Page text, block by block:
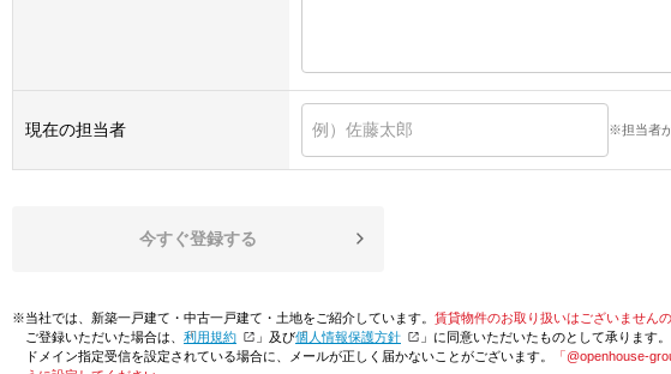
現在の担当者 ※担当者
今すぐ登録する
※当社では、新築一戸建て・中古一戸建て・土地をご紹介しています。 賃貸物件のお取り扱いはございません
ご登録いただいた場合は、「利用規約 」及び「個人情報保護方針
」に同意いただいたものとして承ります。
ドメイン指定受信を設定されている場合に、メールが正しく届かないことがございます。
「@openhouse-